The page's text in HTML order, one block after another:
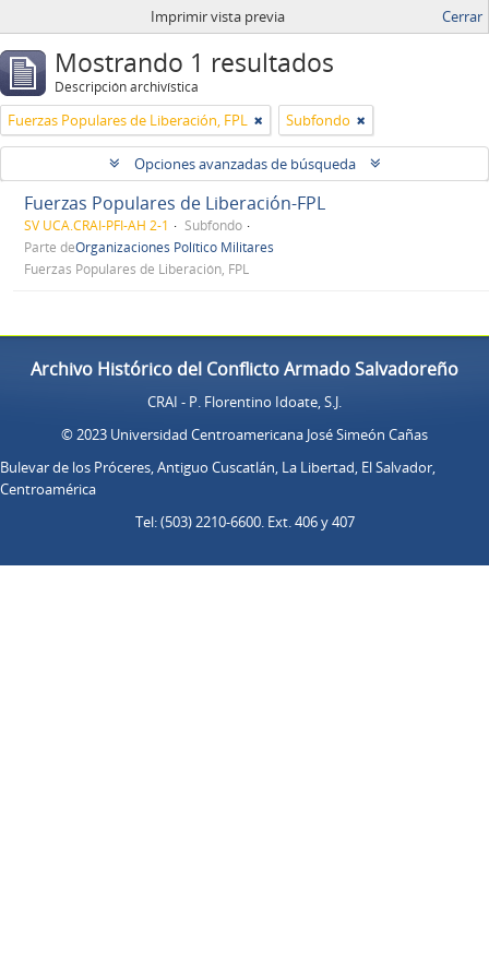
Imprimir vista previa Cerrar
Mostrando 1 resultados
Descripción archivística
Fuerzas Populares de Liberación, FPL Subfondo
Opciones avanzadas de búsqueda
Fuerzas Populares de Liberación-FPL
SV UCA.CRAI-PFI-AH 2-1
Subfondo
Parte deOrganizaciones Político Militares
Fuerzas Populares de Liberación, FPL
Archivo Histórico del Conflicto Armado Salvadoreño
CRAI - P. Florentino Idoate, S.J.
© 2023 Universidad Centroamericana José Simeón Cañas
Bulevar de los Próceres, Antiguo Cuscatlán, La Libertad, El Salvador,
Centroamérica
Tel: (503) 2210-6600. Ext. 406 y 407